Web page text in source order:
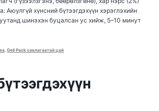
Аюулгүй хүнсний бүтээгдэхүүн хэрэглэхийн
шинэхэн буцалсан ус хийж, 5–10 минут
, Deli Pack савлагаатай цай